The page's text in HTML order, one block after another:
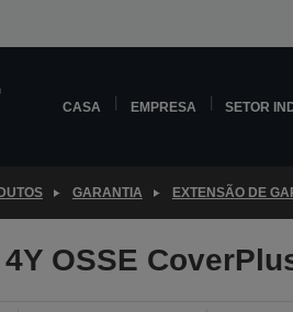
CASA EMPRESA SETOR
GARANTIA EXTENSÃO DE
OSSE